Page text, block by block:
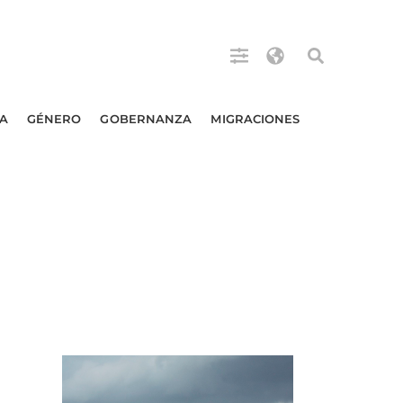
GÉNERO GOBERNANZA MIGRACIONES